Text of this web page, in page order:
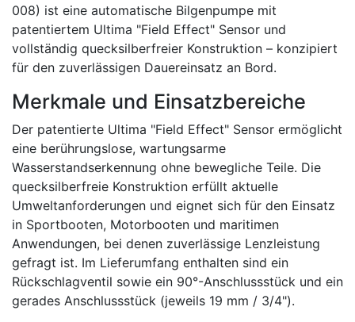
008) ist eine automatische Bilgenpumpe mit
patentiertem Ultima "Field Effect" Sensor und
vollständig quecksilberfreier Konstruktion – konzipiert
für den zuverlässigen Dauereinsatz an Bord.
Merkmale und Einsatzbereiche
Der patentierte Ultima "Field Effect" Sensor ermöglicht
eine berührungslose, wartungsarme
Wasserstandserkennung ohne bewegliche Teile. Die
quecksilberfreie Konstruktion erfüllt aktuelle
Umweltanforderungen und eignet sich für den Einsatz
in Sportbooten, Motorbooten und maritimen
Anwendungen, bei denen zuverlässige Lenzleistung
gefragt ist. Im Lieferumfang enthalten sind ein
Rückschlagventil sowie ein 90°-Anschlussstück und ein
gerades Anschlussstück (jeweils 19 mm / 3/4").